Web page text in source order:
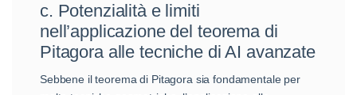
c. Potenzialità e limiti
nell’applicazione del teorema di
Pitagora alle tecniche di AI avanzate
Sebbene il teorema di Pitagora sia fondamentale per